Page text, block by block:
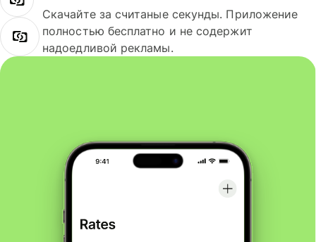
Скачайте за считаные секунды. Приложение
полностью бесплатно и не содержит
надоедливой рекламы.